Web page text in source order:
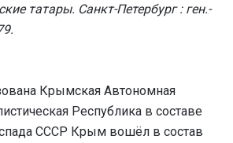
татары. Санкт-Петербург : ген.-
Крымская Автономная
Республика в составе
СССР Крым вошёл в состав